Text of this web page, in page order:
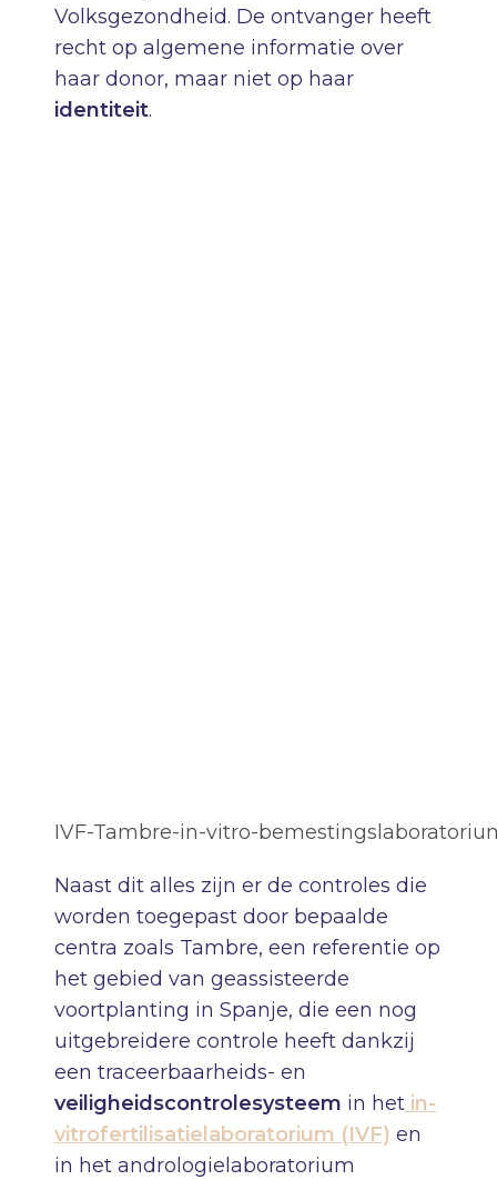
Volksgezondheid. De ontvanger heeft
recht op algemene informatie over
haar donor, maar niet op haar
identiteit.
IVF-Tambre-in-vitro-
Naast dit alles zijn er de controles die
worden toegepast door bepaalde
centra zoals Tambre, een referentie op
het gebied van geassisteerde
voortplanting in Spanje, die een nog
uitgebreidere controle heeft dankzij
een traceerbaarheids- en
veiligheidscontrolesysteem in het in-
vitrofertilisatielaboratorium (IVF) en
in het andrologielaboratorium